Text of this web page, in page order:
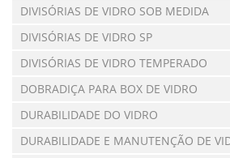
DIVISÓRIAS DE VIDRO SOB MEDIDA
DIVISÓRIAS DE VIDRO SP
DIVISÓRIAS DE VIDRO TEMPERADO
DOBRADIÇA PARA BOX DE VIDRO
DURABILIDADE DO VIDRO
DURABILIDADE E MANUTENÇÃO DE